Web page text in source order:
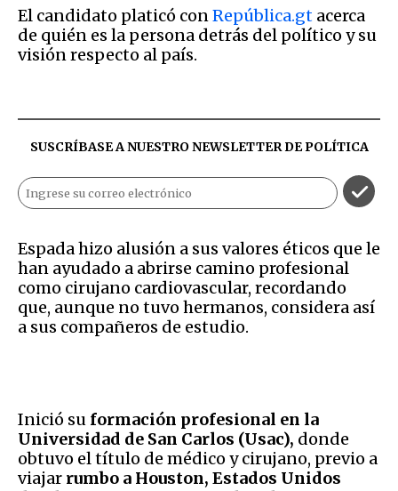
El candidato platicó conRepública.gt acerca
de quién es la persona detrás del político y su
visión respecto al país.
SUSCRÍBASE A NUESTRO NEWSLETTER DEPOLÍTICA
Espada hizo alusión a sus valores éticos que le
han ayudado a abrirse camino profesional
como cirujano cardiovascular, recordando
que, aunque no tuvo hermanos, considera así
a sus compañeros de estudio.
Inició su formación profesional en la
Universidad de San Carlos (Usac), donde
obtuvo el título de médico y cirujano, previo a
viajar rumbo a Houston, Estados Unidos